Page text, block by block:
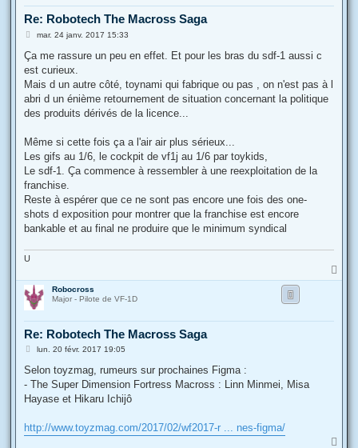
Re: Robotech The Macross Saga
M
s
a
g
mar. 24 janv. 2017 15:33
Ça me rassure un peu en effet. Et pour les bras du sdf-1 aussi c
est curieux.
Mais d un autre côté, toynami qui fabrique ou pas , on n'est pas à l
abri d un énième retournement de situation concernant la politique
des produits dérivés de la licence...
Même si cette fois ça a l'air air plus sérieux...
Les gifs au 1/6, le cockpit de vf1j au 1/6 par toykids,
Le sdf-1. Ça commence à ressembler à une reexploitation de la
franchise.
Reste à espérer que ce ne sont pas encore une fois des one-
shots d exposition pour montrer que la franchise est encore
bankable et au final ne produire que le minimum syndical
U
a
Robocross
Major - Pilote de VF-1D
Re: Robotech The Macross Saga
M
s
a
g
e
lun. 20 févr. 2017 19:05
Selon toyzmag, rumeurs sur prochaines Figma :
- The Super Dimension Fortress Macross : Linn Minmei, Misa
Hayase et Hikaru Ichijô
http://www.toyzmag.com/2017/02/wf2017-r ... nes-figma/